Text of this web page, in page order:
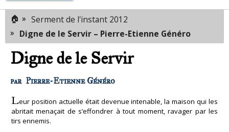
🏠 » Serment de l'instant 2012
» Digne de le Servir – Pierre-Etienne Généro
Digne de le Servir
par Pierre-Etienne Généro
Leur position actuelle était devenue intenable, la maison qui les
abritait menaçait de s’effondrer à tout moment, ravager par les
tirs ennemis.